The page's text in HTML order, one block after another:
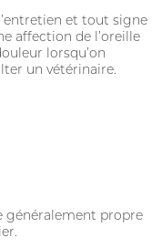
et tout signe
affection de l’oreille
lorsqu’on
un vétérinaire.
généralement propre